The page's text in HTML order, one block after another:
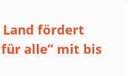
Land fördert
alle“ mit bis